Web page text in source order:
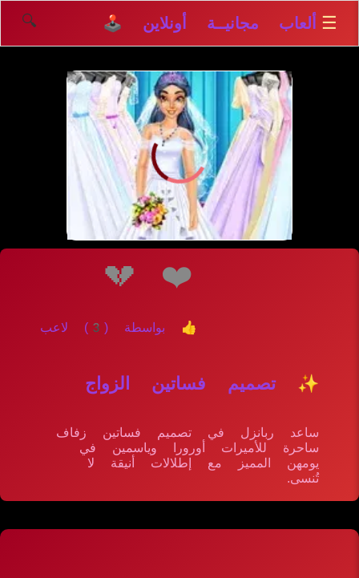
☰ ألعاب مجانيــة أونلاين 🕹️ 🔍
إلعــــب
❤️
💔
👍 بواسطة (3) لاعب
✨ تصميم فساتين الزواج
ساعد ربانزل في تصميم فساتين زفاف
ساحرة للأميرات أورورا وياسمين في
يومهن المميز مع إطلالات أنيقة لا
تُنسى.